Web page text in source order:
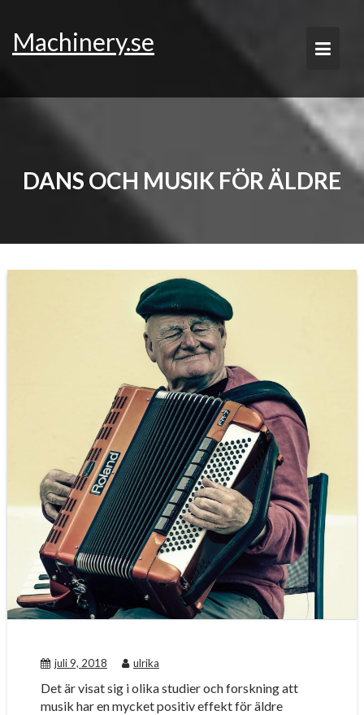
content
Machinery.se
DANS OCH MUSIK FÖR ÄLDRE
juli 9, 2018 ulrika
Det är visat sig i olika studier och forskning att
musik har en mycket positiv effekt för äldre